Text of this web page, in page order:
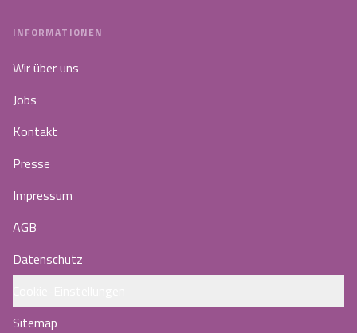
INFORMATIONEN
Wir über uns
Jobs
Kontakt
Presse
Impressum
AGB
Datenschutz
Sitemap